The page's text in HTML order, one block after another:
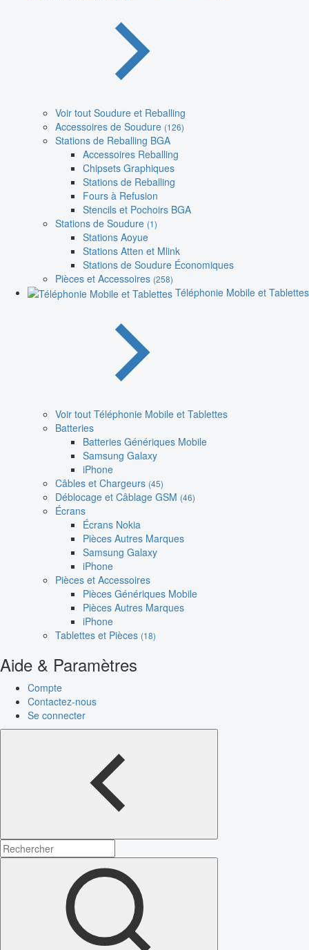
Voir tout Soudure et Reballing
Accessoires de Soudure (126)
Stations de Reballing BGA
Accessoires Reballing
Chipsets Graphiques
Stations de Reballing
Fours à Refusion
Stencils et Pochoirs BGA
Stations de Soudure (1)
Stations Aoyue
Stations Atten et Mlink
Stations de Soudure Économiques
Pièces et Accessoires (258)
Téléphonie Mobile et Tablettes
Voir tout Téléphonie Mobile et Tablettes
Batteries
Batteries Génériques Mobile
Samsung Galaxy
iPhone
Câbles et Chargeurs (45)
Déblocage et Câblage GSM (46)
Écrans
Écrans Nokia
Pièces Autres Marques
Samsung Galaxy
iPhone
Pièces et Accessoires
Pièces Génériques Mobile
Pièces Autres Marques
iPhone
Tablettes et Pièces (18)
Aide & Paramètres
Compte
Contactez-nous
Se connecter